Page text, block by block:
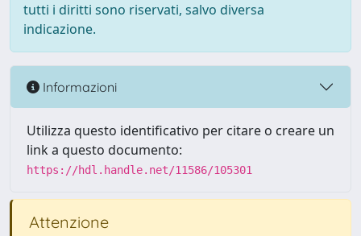
tutti i diritti sono riservati, salvo diversa
indicazione.
Informazioni
Utilizza questo identificativo per citare o creare un
link a questo documento:
https://hdl.handle.net/11586/105301
Attenzione